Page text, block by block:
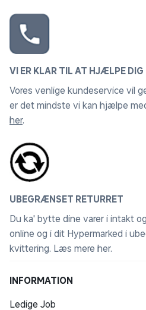
VI ER KLAR TIL AT HJÆLPE DIG
Vores venlige kundeservice vil
er det mindste vi kan hjælpe
her.
UBEGRÆNSET RETURRET
Du ka' bytte dine varer i intakt
online og i dit Hypermarked i
kvittering. Læs mere her.
INFORMATION
Ledige Job